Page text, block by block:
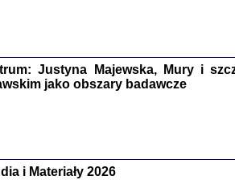
Stanisław Adler, oprac. i wstępem
Warszawa 2018
Justyna Majewska, Mury i
jako obszary badawcze
i Materiały 2026